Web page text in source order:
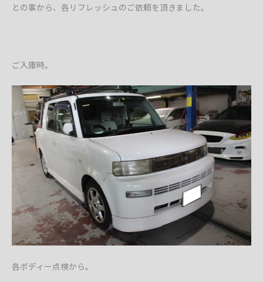
との事から、各リフレッシュのご依頼を頂きました。
ご入庫時。
各ボディー点検から。